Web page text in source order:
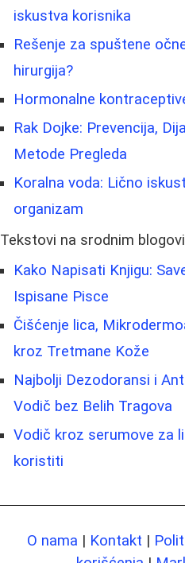
iskustva korisnika
Rešenje za spuštene
hirurgija?
Hormonalne
Rak Dojke: Prevencija,
Metode Pregleda
Koralna voda: Lično
organizam
Tekstovi na srodnim
Kako Napisati Knjigu:
Ispisane Pisce
Čišćenje lica,
kroz Tretmane Kože
Najbolji Dezodoransi i
Vodič bez Belih Tragova
Vodič kroz serumove za
koristiti
O nama | Kontakt |